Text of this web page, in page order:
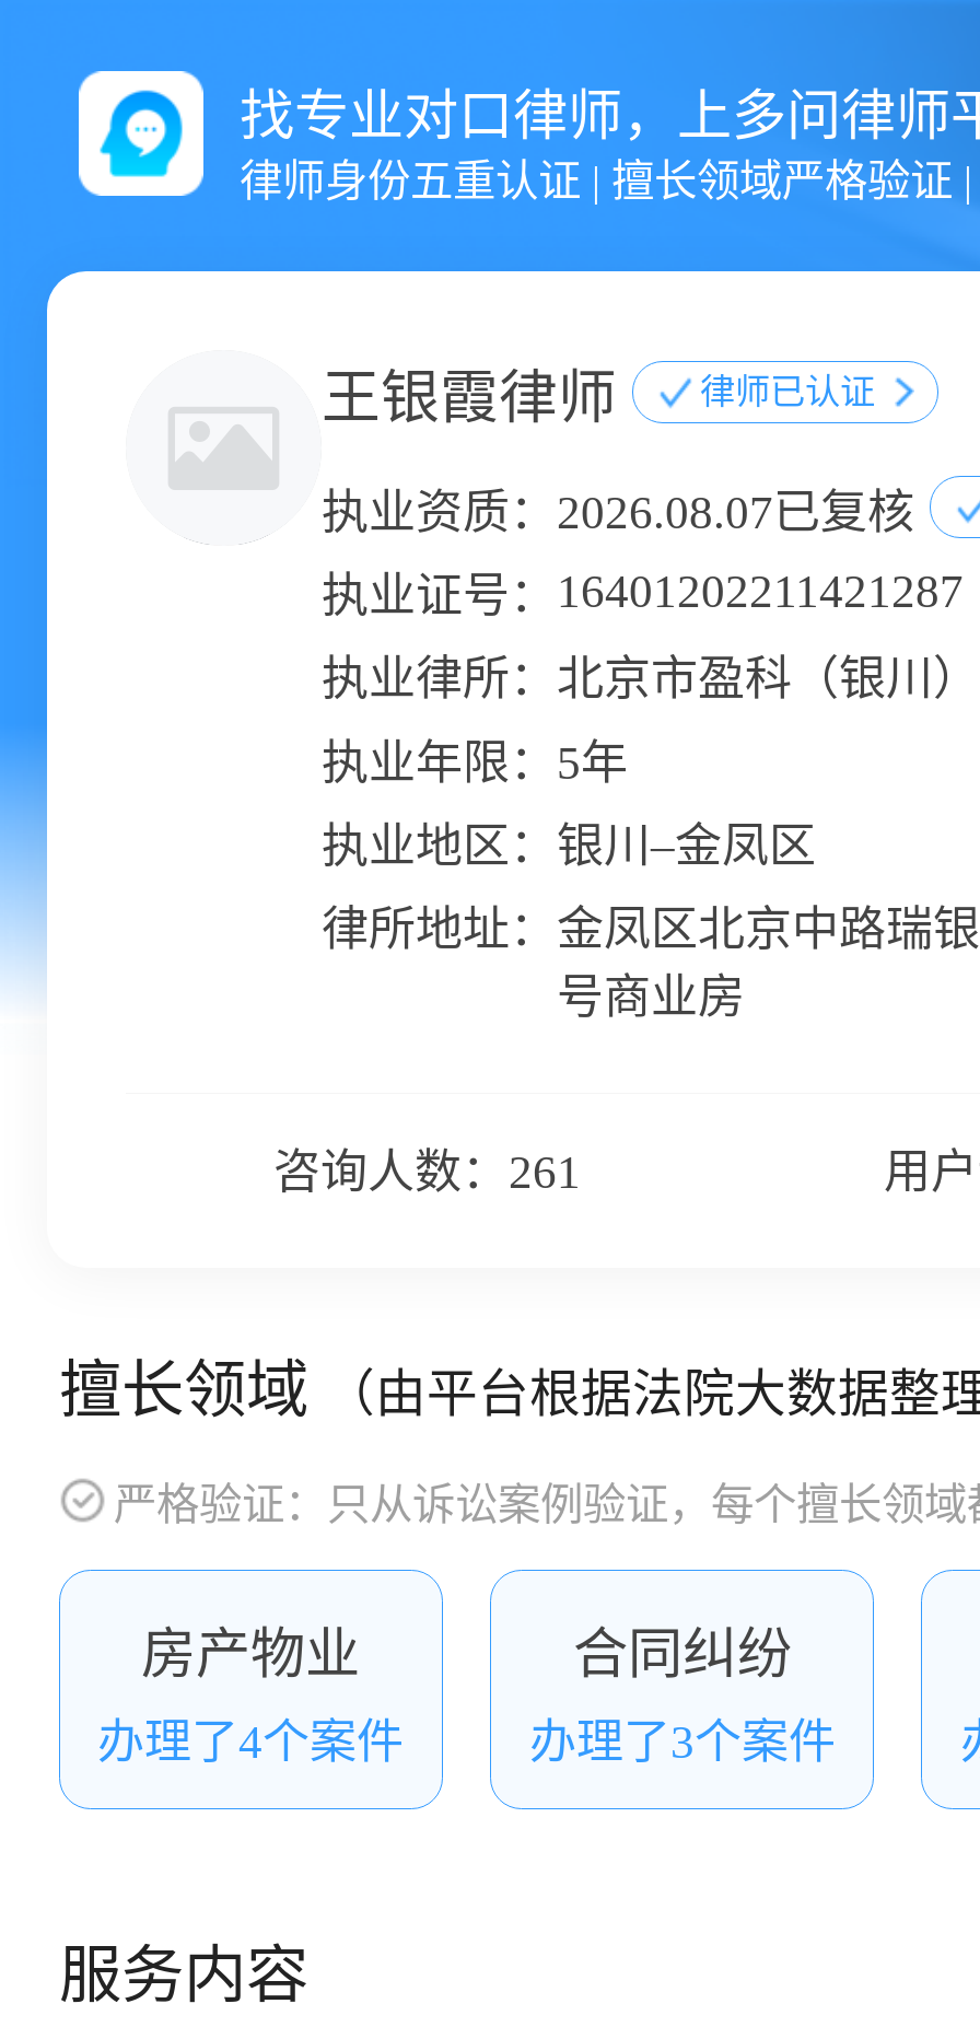
找专业对口律师，上多问律师
律师身份五重认证 | 擅长领域严格验证
王银霞律师 律师已认证
执业资质： 2026.08.07已复核
执业证号： 16401202211421287
执业律所： 北京市盈科（银川
执业年限： 5年
执业地区： 银川–金凤区
律所地址： 金凤区北京中路瑞
号商业房
咨询人数：261 用
擅长领域 （由平台根据法院大数据整
严格验证：只从诉讼案例验证，每个擅长领
房产物业
办理了4个案件
合同纠纷
办理了3个案件
服务内容